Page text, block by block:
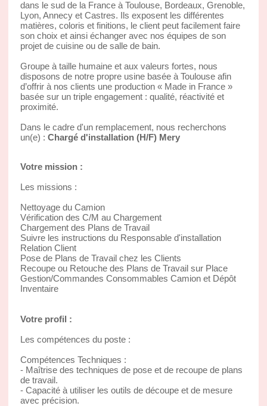
dans le sud de la France à Toulouse, Bordeaux, Grenoble,
Lyon, Annecy et Castres. Ils exposent les différentes
matières, coloris et finitions, le client peut facilement faire
son choix et ainsi échanger avec nos équipes de son
projet de cuisine ou de salle de bain.
Groupe à taille humaine et aux valeurs fortes, nous
disposons de notre propre usine basée à Toulouse afin
d’offrir à nos clients une production « Made in France »
basée sur un triple engagement : qualité, réactivité et
proximité.
Dans le cadre d'un remplacement, nous recherchons
un(e) : Chargé d'installation (H/F) Mery
Votre mission :
Les missions :
Nettoyage du Camion
Vérification des C/M au Chargement
Chargement des Plans de Travail
Suivre les instructions du Responsable d'installation
Relation Client
Pose de Plans de Travail chez les Clients
Recoupe ou Retouche des Plans de Travail sur Place
Gestion/Commandes Consommables Camion et Dépôt
Inventaire
Votre profil :
Les compétences du poste :
Compétences Techniques :
- Maîtrise des techniques de pose et de recoupe de plans
de travail.
- Capacité à utiliser les outils de découpe et de mesure
avec précision.